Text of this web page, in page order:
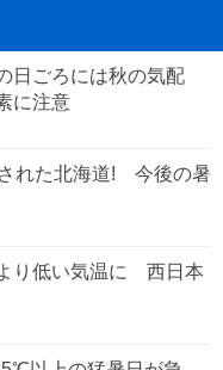
日ごろには秋の気配
に注意
れた北海道! 今後の暑
り低い気温に 西日本